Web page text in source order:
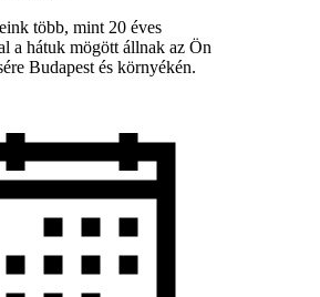
több, mint 20 éves
a hátuk mögött állnak az Ön
Budapest és környékén.